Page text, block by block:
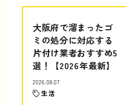
大阪府で溜まったゴ
ミの処分に対応する
片付け業者おすすめ5
選！【2026年最新】
2026.08.07
生活